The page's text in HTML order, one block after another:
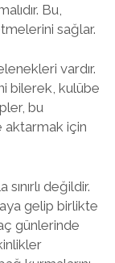
Bu,
sağlar.
vardır.
bilerek, kulübe
bu
aktarmak için
değildir.
gelip birlikte
günlerinde